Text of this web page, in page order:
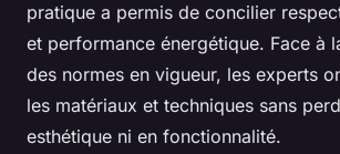
pratique a permis de concilier
et performance énergétique. Face à
des normes en vigueur, les experts
les matériaux et techniques sans
esthétique ni en fonctionnalité.